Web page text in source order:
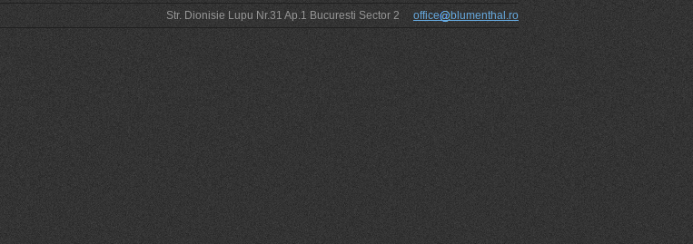
Str. Dionisie Lupu Nr.31 Ap.1 Bucuresti Sector 2 office blumenthal.ro